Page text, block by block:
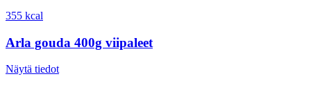
355 kcal
Arla gouda 400g viipaleet
Näytä tiedot